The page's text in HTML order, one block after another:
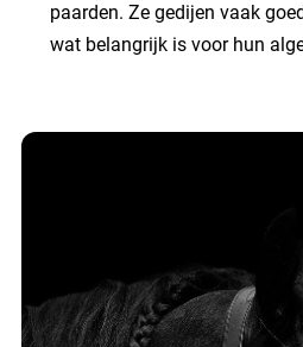
paarden. Ze gedijen vaak
wat belangrijk is voor hun